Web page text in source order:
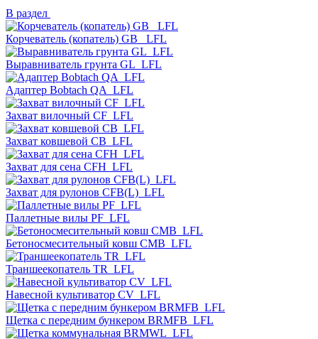
В раздел
Корчеватель (копатель) GB_ LFL
Выравниватель грунта GL_LFL
Адаптер Bobtach QA_LFL
Захват вилочный CF_LFL
Захват ковшевой CB_LFL
Захват для сена CFH_LFL
Захват для рулонов CFB(L)_LFL
Паллетные вилы PF_LFL
Бетоносмесительный ковш CMB_LFL
Траншеекопатель TR_LFL
Навесной культиватор CV_LFL
Щетка с передним бункером BRMFB_LFL